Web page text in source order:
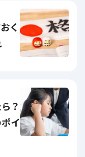
イ